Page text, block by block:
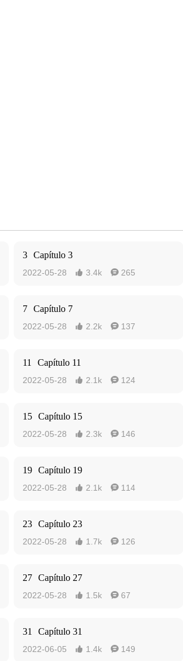
3 Capítulo 3
2022-05-28  3.4k  265
7 Capítulo 7
2022-05-28  2.2k  137
11 Capítulo 11
2022-05-28  2.1k  124
15 Capítulo 15
2022-05-28  2.3k  146
19 Capítulo 19
2022-05-28  2.1k  114
23 Capítulo 23
2022-05-28  1.7k  126
27 Capítulo 27
2022-05-28  1.5k  67
31 Capítulo 31
2022-06-05  1.4k  149